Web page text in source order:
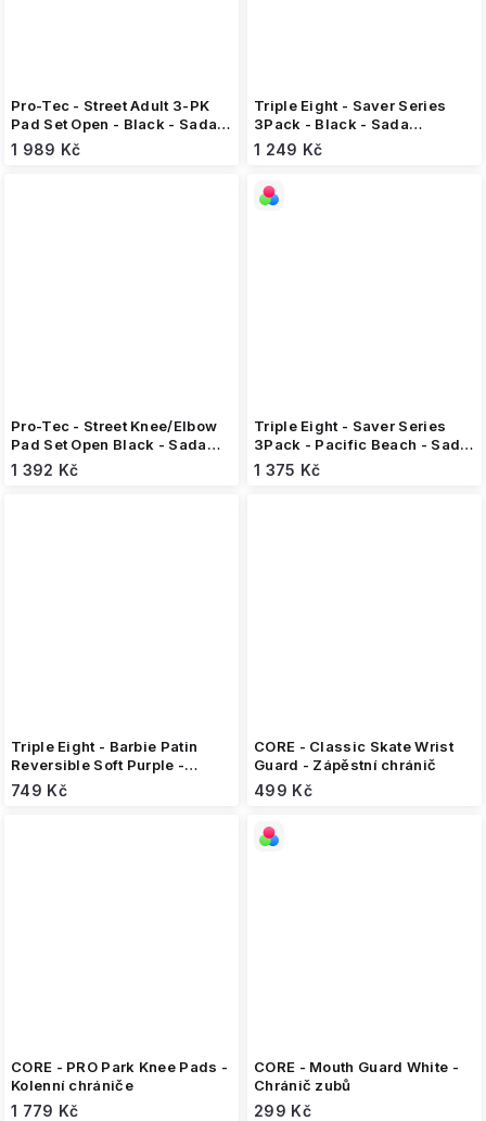
Pro-Tec - Street Adult 3-PK
Pad Set Open - Black - Sada
chráničů
1 989 Kč
Triple Eight - Saver Series
3Pack - Black - Sada
chráničů pro dospělé
1 249 Kč
Pro-Tec - Street Knee/Elbow
Pad Set Open Black - Sada
chráničů
1 392 Kč
Triple Eight - Saver Series
3Pack - Pacific Beach - Sada
chráničů pro dospělé
1 375 Kč
Triple Eight - Barbie Patin
Reversible Soft Purple -
Loketní chrániče
749 Kč
CORE - Classic Skate Wrist
Guard - Zápěstní chránič
499 Kč
CORE - PRO Park Knee Pads -
Kolenní chrániče
1 779 Kč
CORE - Mouth Guard White -
Chránič zubů
299 Kč